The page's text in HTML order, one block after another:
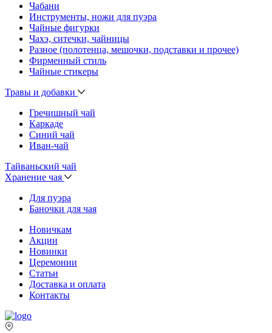
Чабани
Инструменты, ножи для пуэра
Чайные фигурки
Чахэ, ситечки, чайницы
Разное (полотенца, мешочки, подставки и прочее)
Фирменный стиль
Чайные стикеры
Травы и добавки
Гречишный чай
Каркаде
Синий чай
Иван-чай
Тайваньский чай
Хранение чая
Для пуэра
Баночки для чая
Новичкам
Акции
Новинки
Церемонии
Статьи
Доставка и оплата
Контакты